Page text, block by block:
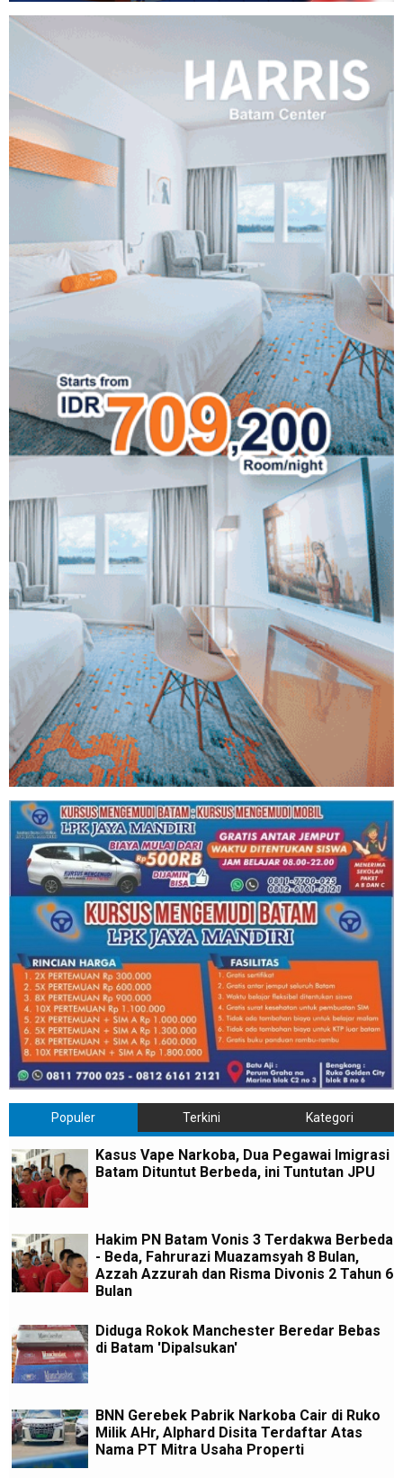
Populer Terkini Kategori
Kasus Vape Narkoba, Dua Pegawai Imigrasi
Batam Dituntut Berbeda, ini Tuntutan JPU
Hakim PN Batam Vonis 3 Terdakwa Berbeda
- Beda, Fahrurazi Muazamsyah 8 Bulan,
Azzah Azzurah dan Risma Divonis 2 Tahun 6
Bulan
Diduga Rokok Manchester Beredar Bebas
di Batam 'Dipalsukan'
BNN Gerebek Pabrik Narkoba Cair di Ruko
Milik AHr, Alphard Disita Terdaftar Atas
Nama PT Mitra Usaha Properti